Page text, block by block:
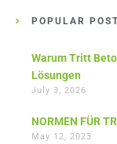
POPULAR
Warum Tritt
Lösungen
July 3, 2026
NORMEN FÜR
May 12, 2023